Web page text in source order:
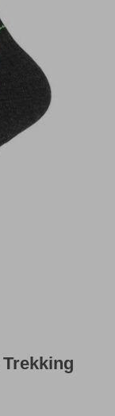
Trekking